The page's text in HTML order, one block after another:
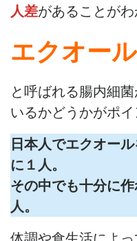
人差があることが
エクオー
と呼ばれる腸内細
いるかどうかがポ
日本人でエクオー
に１人。
その中でも十分に
人。